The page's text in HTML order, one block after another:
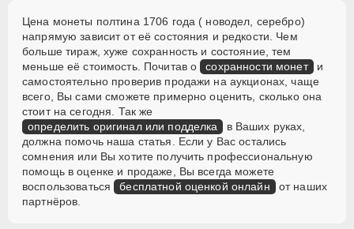
Цена монеты полтина 1706 года ( новодел, серебро)
напрямую зависит от её состояния и редкости. Чем
больше тираж, хуже сохранность и состояние, тем
меньше её стоимость. Почитав о сохранности монет и
самостоятельно проверив продажи на аукционах, чаще
всего, Вы сами сможете примерно оценить, сколько она
стоит на сегодня. Так же
определить оригинал или подделка
в Ваших руках,
должна помочь наша статья. Если у Вас остались
сомнения или Вы хотите получить профессиональную
помощь в оценке и продаже, Вы всегда можете
воспользоваться бесплатной оценкой онлайн от наших
партнёров.